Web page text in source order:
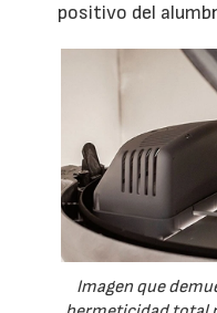
positivo del
Imagen que